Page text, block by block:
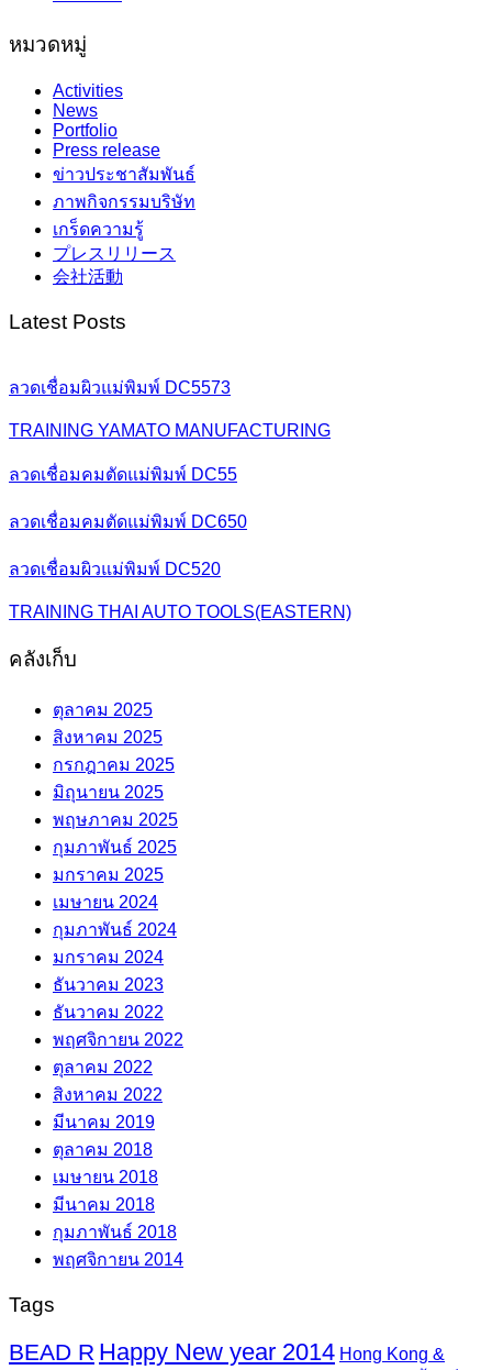
หมวดหมู่
Activities
News
Portfolio
Press release
ข่าวประชาสัมพันธ์
ภาพกิจกรรมบริษัท
เกร็ดความรู้
プレスリリース
会社活動
Latest Posts
ลวดเชื่อมผิวแม่พิมพ์ DC5573
TRAINING YAMATO MANUFACTURING
ลวดเชื่อมคมตัดแม่พิมพ์ DC55
ลวดเชื่อมคมตัดแม่พิมพ์ DC650
ลวดเชื่อมผิวแม่พิมพ์ DC520
TRAINING THAI AUTO TOOLS(EASTERN)
คลังเก็บ
ตุลาคม 2025
สิงหาคม 2025
กรกฎาคม 2025
มิถุนายน 2025
พฤษภาคม 2025
กุมภาพันธ์ 2025
มกราคม 2025
เมษายน 2024
กุมภาพันธ์ 2024
มกราคม 2024
ธันวาคม 2023
ธันวาคม 2022
พฤศจิกายน 2022
ตุลาคม 2022
สิงหาคม 2022
มีนาคม 2019
ตุลาคม 2018
เมษายน 2018
มีนาคม 2018
กุมภาพันธ์ 2018
พฤศจิกายน 2014
Tags
BEAD R Happy New year 2014 Hong Kong &